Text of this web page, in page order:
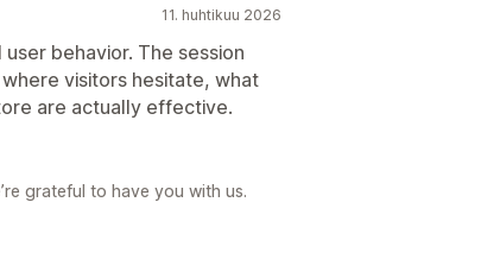
11. huhtikuu 2026
behavior. The session
visitors hesitate, what
are actually effective.
grateful to have you with us.